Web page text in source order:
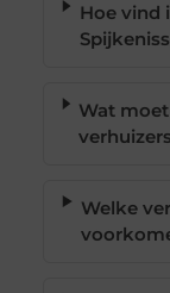
Hoe vind
Wat
Welke